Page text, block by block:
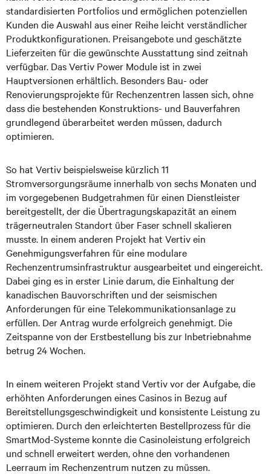
standardisierten Portfolios und ermöglichen potenziellen
Kunden die Auswahl aus einer Reihe leicht verständlicher
Produktkonfigurationen. Preisangebote und geschätzte
Lieferzeiten für die gewünschte Ausstattung sind zeitnah
verfügbar. Das Vertiv Power Module ist in zwei
Hauptversionen erhältlich. Besonders Bau- oder
Renovierungsprojekte für Rechenzentren lassen sich, ohne
dass die bestehenden Konstruktions- und Bauverfahren
grundlegend überarbeitet werden müssen, dadurch
optimieren.
So hat Vertiv beispielsweise kürzlich 11
Stromversorgungsräume innerhalb von sechs Monaten und
im vorgegebenen Budgetrahmen für einen Dienstleister
bereitgestellt, der die Übertragungskapazität an einem
trägerneutralen Standort über Faser schnell skalieren
musste. In einem anderen Projekt hat Vertiv ein
Genehmigungsverfahren für eine modulare
Rechenzentrumsinfrastruktur ausgearbeitet und eingereicht.
Dabei ging es in erster Linie darum, die Einhaltung der
kanadischen Bauvorschriften und der seismischen
Anforderungen für eine Telekommunikationsanlage zu
erfüllen. Der Antrag wurde erfolgreich genehmigt. Die
Zeitspanne von der Erstbestellung bis zur Inbetriebnahme
betrug 24 Wochen.
In einem weiteren Projekt stand Vertiv vor der Aufgabe, die
erhöhten Anforderungen eines Casinos in Bezug auf
Bereitstellungsgeschwindigkeit und konsistente Leistung zu
optimieren. Durch den erleichterten Bestellprozess für die
SmartMod-Systeme konnte die Casinoleistung erfolgreich
und schnell erweitert werden, ohne den vorhandenen
Leerraum im Rechenzentrum nutzen zu müssen.